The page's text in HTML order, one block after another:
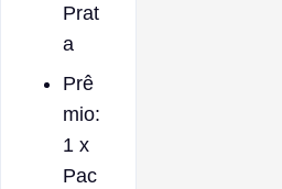
Prat
a
Prê
mio:
1 x
Pac